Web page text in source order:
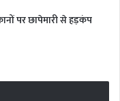
पर छापेमारी से हड़कंप